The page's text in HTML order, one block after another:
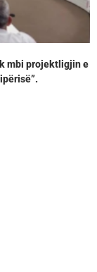
mbi projektligjin e